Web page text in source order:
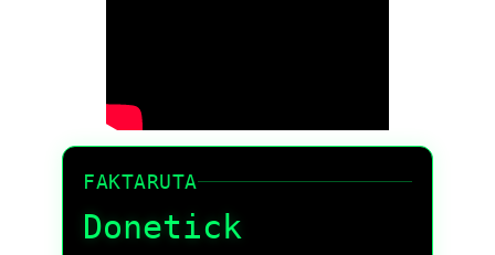
FAKTARUTA
Donetick